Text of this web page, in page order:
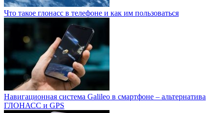
Что такое глонасс в телефоне и как им пользоваться
Навигационная система Galileo в смартфоне – альтернатива
ГЛОНАСС и GPS